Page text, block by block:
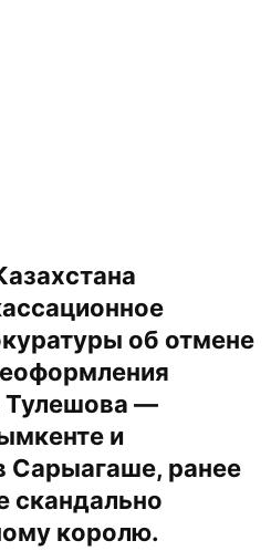
об отмене
Тулешова —
и
Сарыагаше, ранее
скандально
королю.